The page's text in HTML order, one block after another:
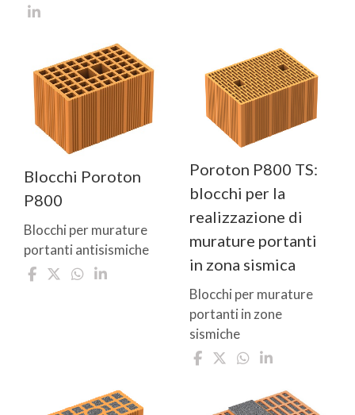
Blocchi Poroton
P800
Blocchi per murature
portanti antisismiche
Poroton P800 TS:
blocchi per la
realizzazione di
murature portanti
in zona sismica
Blocchi per murature
portanti in zone
sismiche